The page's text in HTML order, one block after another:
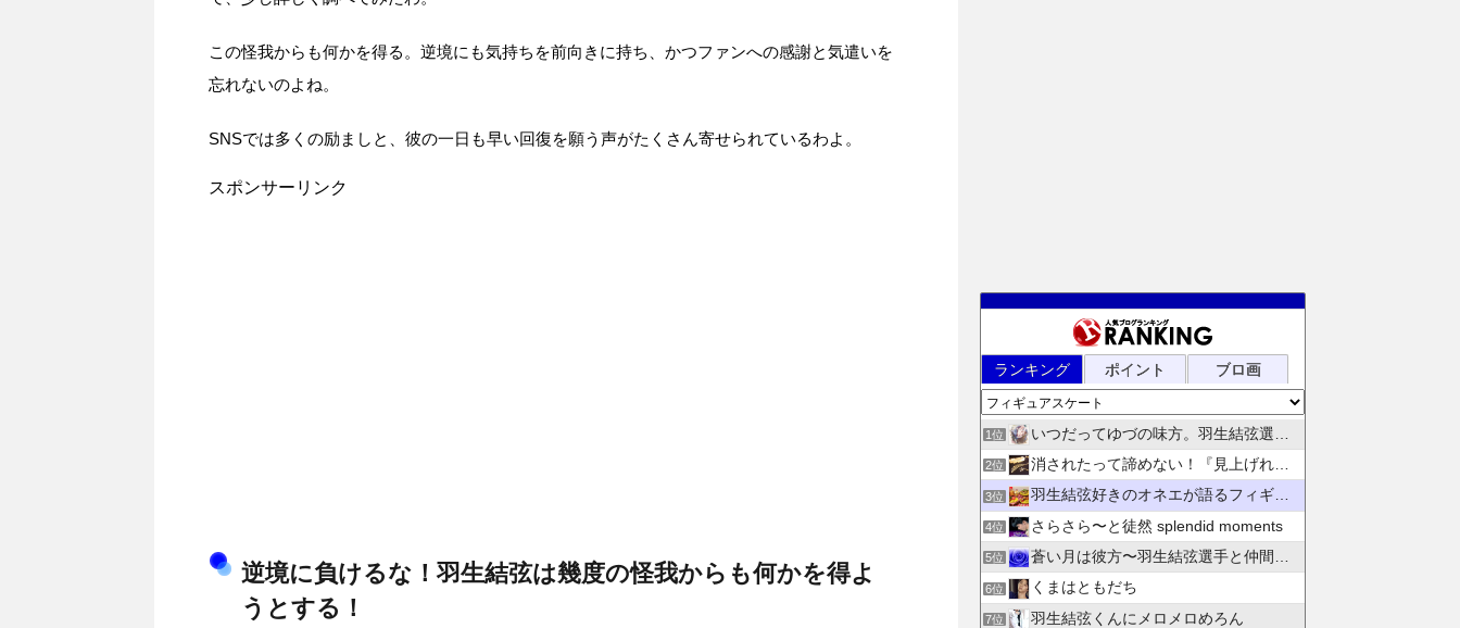
この怪我からも何かを得る。逆境にも気持ちを前向きに持ち、かつファンへの感謝と気遣いを
忘れないのよね。
SNSでは多くの励ましと、彼の一日も早い回復を願う声がたくさん寄せられているわよ。
スポンサーリンク
逆境に負けるな！羽生結弦は幾度の怪我からも何かを得よ
うとする！
ランキング ポイント ブロ画
1位 いつだってゆづの味方。羽生結弦選手応援団 紫色のブログ
2位 消されたって諦めない！『見上げれば、青空 』別館
3位 羽生結弦好きのオネエが語るフィギュアスケート
4位 さらさら〜と徒然 splendid moments
5位 蒼い月は彼方〜羽生結弦選手と仲間たちの日々を花束にして〜
6位 くまはともだち
7位 羽生結弦くんにメロメロめろん